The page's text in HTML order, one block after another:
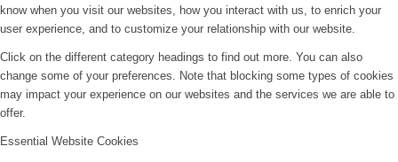
know when you visit our websites, how you interact with us, to enrich your
user experience, and to customize your relationship with our website.
Click on the different category headings to find out more. You can also
change some of your preferences. Note that blocking some types of cookies
may impact your experience on our websites and the services we are able to
offer.
Essential Website Cookies